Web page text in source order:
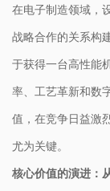
在电子制造领域，
战略合作的关系构
于获得一台高性能
率、工艺革新和数
值，在竞争日益激
尤为关键。
核心价值的演进：